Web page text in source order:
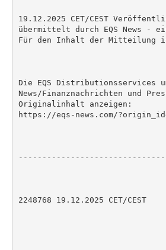
19.12.2025 CET/CEST
übermittelt durch EQS News -
Für den Inhalt der Mitteilung
Die EQS Distributionsservices
News/Finanznachrichten und
Originalinhalt anzeigen:
https://eqs-news.com/
2248768 19.12.2025 CET/CEST